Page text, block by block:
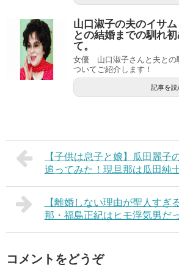
山口淑子の夫のイサ
との結婚までの馴れ
て。
女優 山口淑子さんと夫との
ついてご紹介します！
記事を読
【子供は息子と娘】瓜田麗子
追ってみた！現旦那は瓜田純
【離婚しない理由が聖人すぎ
那・福島正紀はヒモ浮気男だ
コメントをどうぞ